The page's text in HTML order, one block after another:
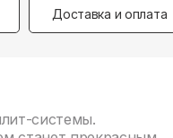
Доставка и оплата
системы.